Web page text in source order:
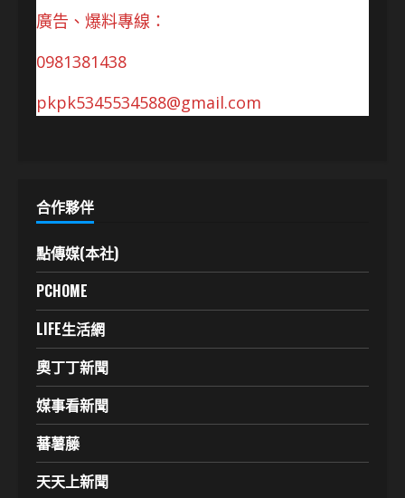
廣告、爆料專線：
0981381438
pkpk5345534588@gmail.com
合作夥伴
點傳媒(本社)
PCHOME
LIFE生活網
奧丁丁新聞
媒事看新聞
蕃薯藤
天天上新聞